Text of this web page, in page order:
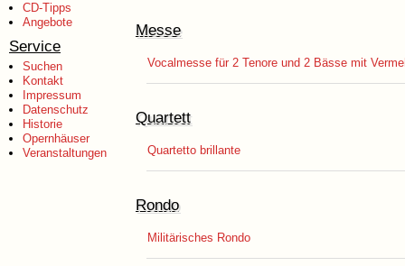
CD-Tipps
Angebote
Service
Suchen
Kontakt
Impressum
Datenschutz
Historie
Opernhäuser
Veranstaltungen
Messe
Vocalmesse für 2 Tenore und 2 Bässe mit
Quartett
Quartetto brillante
Rondo
Militärisches Rondo